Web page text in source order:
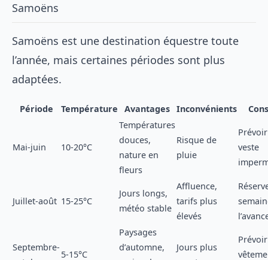
Samoëns
Samoëns est une destination équestre toute
l’année, mais certaines périodes sont plus
adaptées.
Période Température Avantages Inconvénients
Mai-juin 10-20°C
Températures
douces,
nature en
fleurs
Risque de
pluie
veste
Juillet-août 15-25°C
Jours longs,
météo stable
Affluence,
tarifs plus
élevés
Septembre-
5-15°C
Paysages
d’automne,
Jours plus